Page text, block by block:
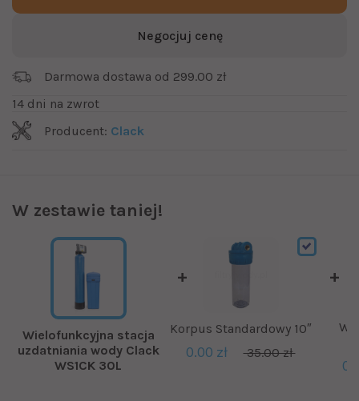
Negocjuj cenę
Darmowa dostawa od 299.00 zł
14 dni na zwrot
Producent: Clack
W zestawie taniej!
Wielofunkcyjna stacja
uzdatniania wody Clack
WS1CK 30L
Korpus Standardowy 10″
0.00 zł 35.00 zł